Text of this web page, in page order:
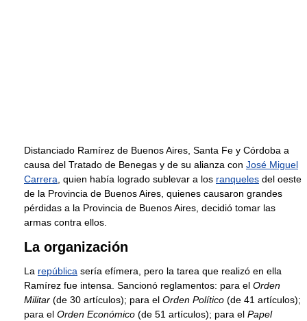
Distanciado Ramírez de Buenos Aires, Santa Fe y Córdoba a
causa del Tratado de Benegas y de su alianza con José Miguel
Carrera, quien había logrado sublevar a los ranqueles del oeste
de la Provincia de Buenos Aires, quienes causaron grandes
pérdidas a la Provincia de Buenos Aires, decidió tomar las
armas contra ellos.
La organización
La república sería efímera, pero la tarea que realizó en ella
Ramírez fue intensa. Sancionó reglamentos: para el Orden
Militar (de 30 artículos); para el Orden Político (de 41 artículos);
para el Orden Económico (de 51 artículos); para el Papel